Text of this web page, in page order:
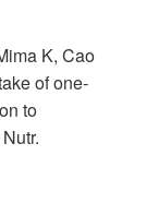
K, Cao
of one-
to